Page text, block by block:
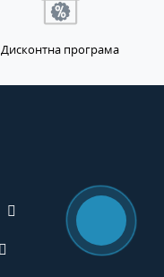
Дисконтна програма